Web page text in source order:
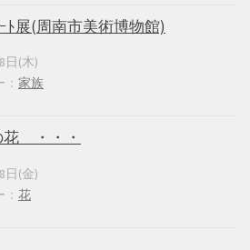
ﾄ展(周南市美術博物館)
日(木)
家族
花 ・・・
日(金)
花